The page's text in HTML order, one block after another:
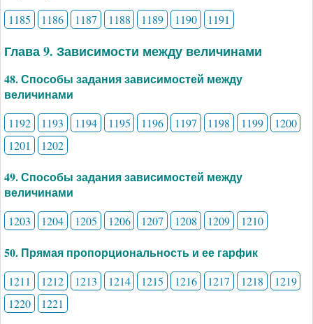
1185 1186 1187 1188 1189 1190 1191
Глава 9. Зависимости между величинами
48. Способы задания зависимостей между
величинами
1192 1193 1194 1195 1196 1197 1198 1199
1200
1201
1202
49. Способы задания зависимостей между
величинами
1203 1204 1205 1206 1207 1208 1209 1210
50. Прямая пропорциональность и ее гарфик
1211 1212 1213 1214 1215 1216 1217 1218
1219
1220
1221